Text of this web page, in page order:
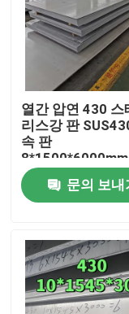
제품
열간 압연 430 스
리스강 판
속 판
NO.1
문의 보내